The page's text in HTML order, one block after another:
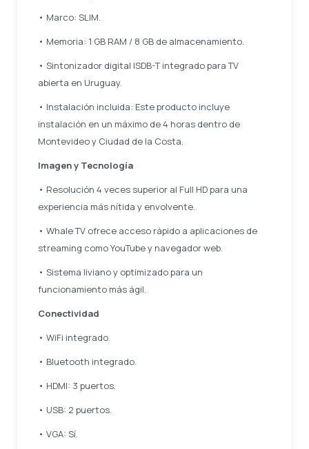
• Marco: SLIM.
• Memoria: 1 GB RAM / 8 GB de almacenamiento.
• Sintonizador digital ISDB-T integrado para TV
abierta en Uruguay.
• Instalación incluida: Este producto incluye
instalación en un máximo de 4 horas dentro de
Montevideo y Ciudad de la Costa.
Imagen y Tecnología
• Resolución 4 veces superior al Full HD para una
experiencia más nítida y envolvente.
• Whale TV ofrece acceso rápido a aplicaciones de
streaming como YouTube y navegador web.
• Sistema liviano y optimizado para un
funcionamiento más ágil.
Conectividad
• WiFi integrado.
• Bluetooth integrado.
• HDMI: 3 puertos.
• USB: 2 puertos.
• VGA: Sí.